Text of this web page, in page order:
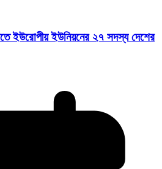
ইউরোপীয় ইউনিয়নের ২৭ সদস্য দেশের